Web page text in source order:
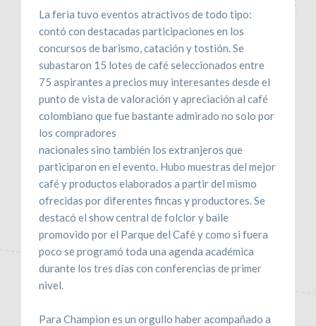
La feria tuvo eventos atractivos de todo tipo:
contó con destacadas participaciones en los
concursos de barismo, catación y tostión. Se
subastaron 15 lotes de café seleccionados entre
75 aspirantes a precios muy interesantes desde el
punto de vista de valoración y apreciación al café
colombiano que fue bastante admirado no solo por
los compradores
nacionales sino también los extranjeros que
participaron en el evento. Hubo muestras del mejor
café y productos elaborados a partir del mismo
ofrecidas por diferentes fincas y productores. Se
destacó el show central de folclor y baile
promovido por el Parque del Café y como si fuera
poco se programó toda una agenda académica
durante los tres días con conferencias de primer
nivel.
Para Champion es un orgullo haber acompañado a